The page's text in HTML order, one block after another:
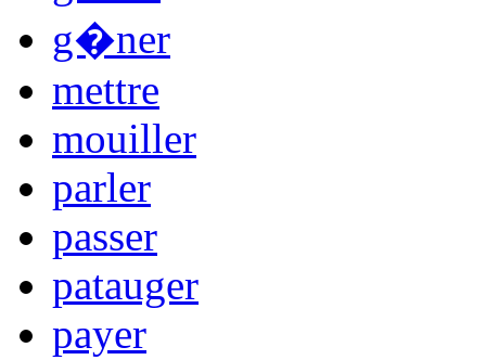
g�ner
mettre
mouiller
parler
passer
patauger
payer